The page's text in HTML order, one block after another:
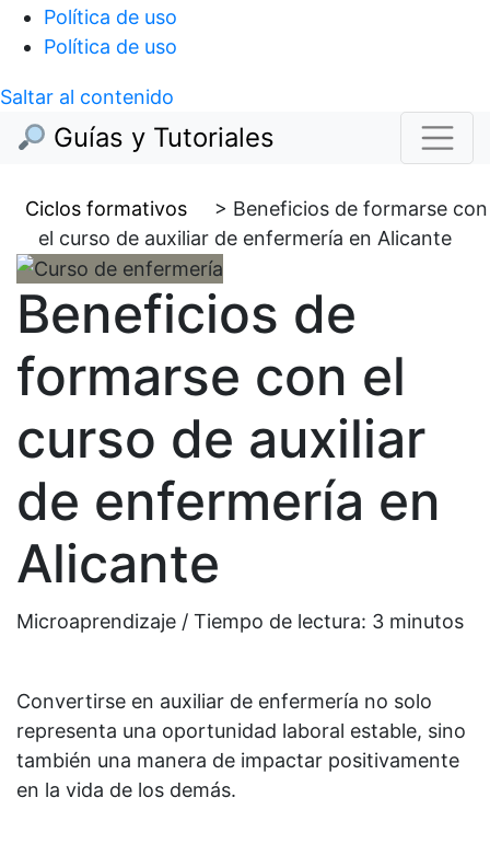
Política de uso
Política de uso
Saltar al contenido
Guías y Tutoriales
Ciclos formativos > Beneficios de formarse con
el curso de auxiliar de enfermería en Alicante
Beneficios de
formarse con el
curso de auxiliar
de enfermería en
Alicante
Microaprendizaje / Tiempo de lectura: 3 minutos
Convertirse en auxiliar de enfermería no solo
representa una oportunidad laboral estable, sino
también una manera de impactar positivamente
en la vida de los demás.